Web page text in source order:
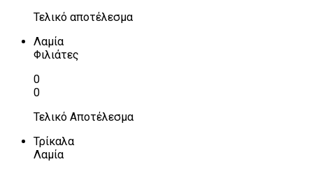
Τελικό αποτέλεσμα
Λαμία
Φιλιάτες
0
0
Τελικό Αποτέλεσμα
Τρίκαλα
Λαμία